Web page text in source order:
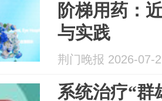
阶梯用药：
与实践
荆门晚报 2026-07-
系统治疗“群